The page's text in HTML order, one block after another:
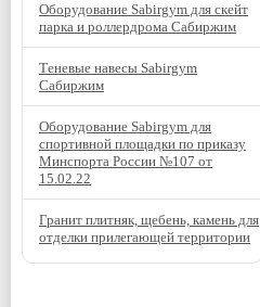
Оборудование Sabirgym для скейт
парка и роллердрома Сабиржим
Теневые навесы Sabirgym
Сабиржим
Оборудование Sabirgym для
спортивной площадки по приказу
Минспорта России №107 от
15.02.22
Гранит плитняк, щебень, камень для
отделки прилегающей территории